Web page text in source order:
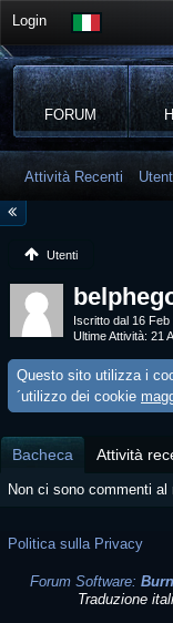
Login
FORUM
Attività Recenti
Utenti
Iscritto dal 16 Feb
Ultime Attività 21
Questo sito utilizza i
´utilizzo dei cookie
Bacheca Attività
Non ci sono commenti al
Politica sulla Privacy
Forum Software:
Traduzione